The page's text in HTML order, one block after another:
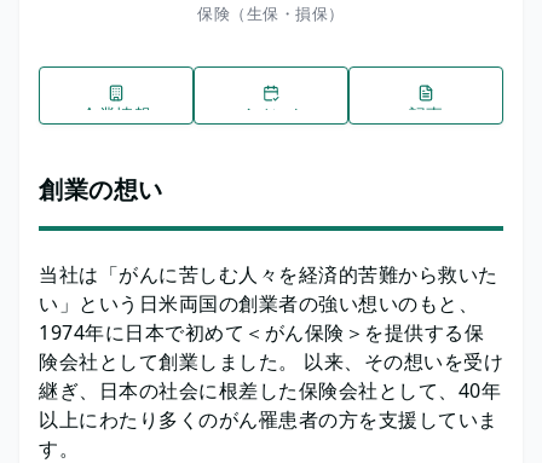
保険（生保・損保）
企業情報 イベント 記事
創業の想い
当社は「がんに苦しむ人々を経済的苦難から救いた
い」という日米両国の創業者の強い想いのもと、
1974年に日本で初めて＜がん保険＞を提供する保
険会社として創業しました。 以来、その想いを受け
継ぎ、日本の社会に根差した保険会社として、40年
以上にわたり多くのがん罹患者の方を支援していま
す。